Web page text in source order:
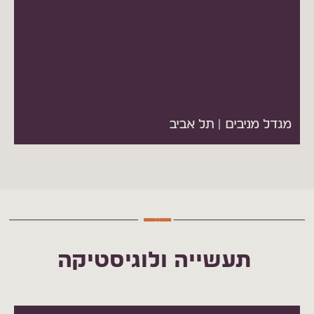
מגדל מניבים | תל אביב
תעשייה ולוגיסטיקה